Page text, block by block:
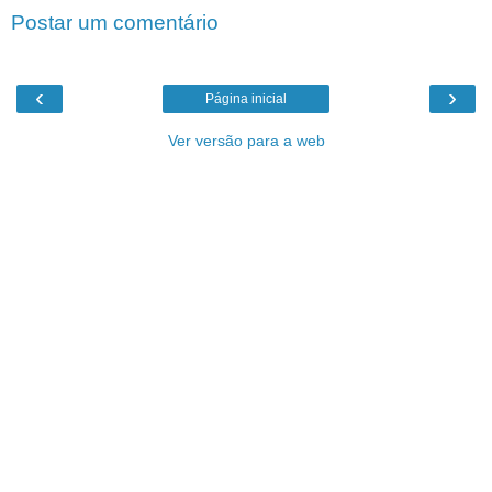
Postar um comentário
‹ ›
Página inicial
Ver versão para a web